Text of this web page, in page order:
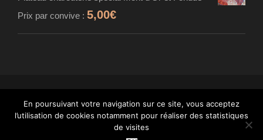
Prix par convive : 5,00€
© MAISON CARDINET - FROMAGER AFFINEUR
- TOUS DROITS RÉSERVÉS - INTÉGRATION :
WANT
En poursuivant votre navigation sur ce site, vous acceptez
l’utilisation de cookies notamment pour réaliser des statistiques
de visites